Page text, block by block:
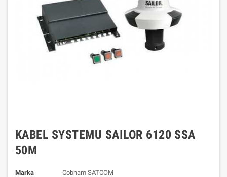
KABEL SYSTEMU SAILOR 6120 SSA
50M
Marka
Cobham SATCOM